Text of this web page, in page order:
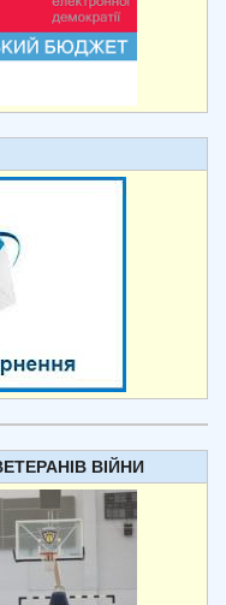
ВІЙНИ